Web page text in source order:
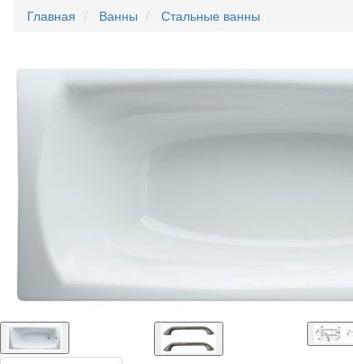
Главная
Ванны Стальные ванны